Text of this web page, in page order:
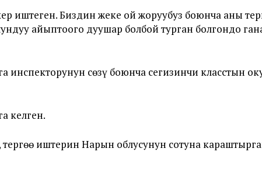
иштеген. Биздин жеке ой жоруубуз боюнча аны
айыптоого дуушар болбой турган болгондо
сөзү боюнча сегизинчи класстын
келген.
иштерин Нарын облусунун сотуна